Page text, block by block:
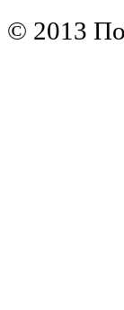
© 2013